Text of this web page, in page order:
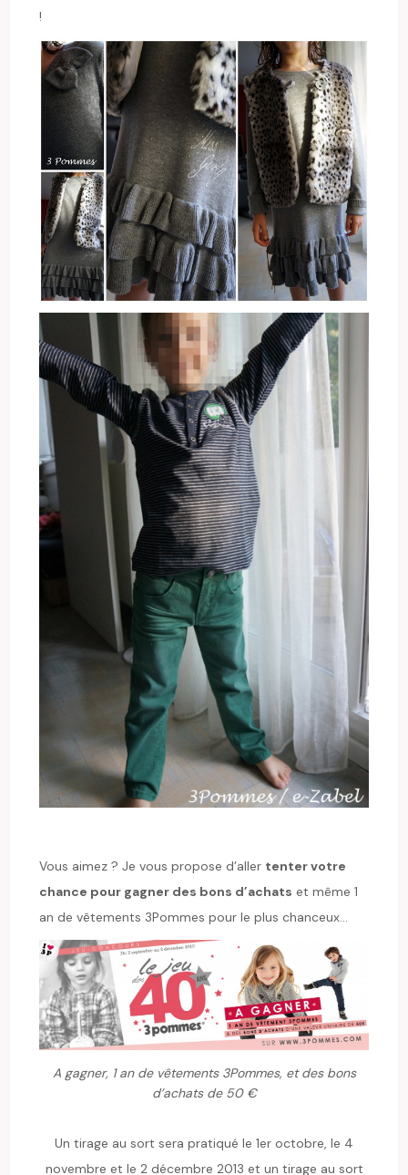
!
Vous aimez ? Je vous propose d’aller tenter votre
chance pour gagner des bons d’achats et même 1
an de vêtements 3Pommes pour le plus chanceux…
A gagner, 1 an de vêtements 3Pommes, et des bons
d’achats de 50 €
Un tirage au sort sera pratiqué le 1er octobre, le 4
novembre et le 2 décembre 2013 et un tirage au sort